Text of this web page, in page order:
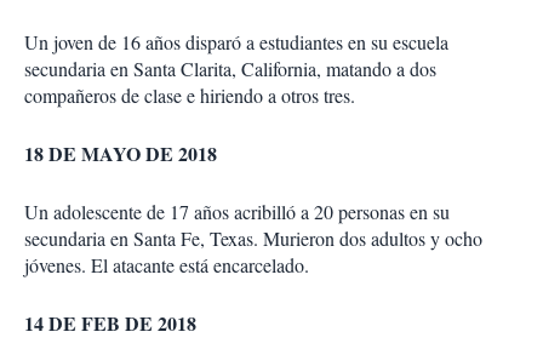
Un joven de 16 años disparó a estudiantes en su escuela
secundaria en Santa Clarita, California, matando a dos
compañeros de clase e hiriendo a otros tres.
18 DE MAYO DE 2018
Un adolescente de 17 años acribilló a 20 personas en su
secundaria en Santa Fe, Texas. Murieron dos adultos y ocho
jóvenes. El atacante está encarcelado.
14 DE FEB DE 2018